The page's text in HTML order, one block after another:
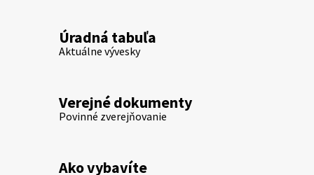
Úradná tabuľa
Aktuálne vývesky
Verejné dokumenty
Povinné zverejňovanie
Ako vybavíte